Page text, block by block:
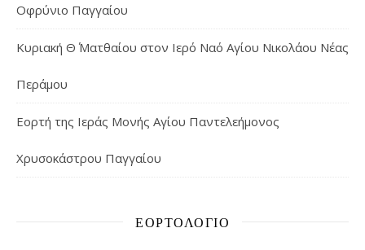
Οφρύνιο Παγγαίου
Κυριακή Θ΄ Ματθαίου στον Ιερό Ναό Αγίου Νικολάου Νέας
Περάμου
Εορτή της Ιεράς Μονής Αγίου Παντελεήμονος
Χρυσοκάστρου Παγγαίου
ΕΟΡΤΟΛΌΓΙΟ